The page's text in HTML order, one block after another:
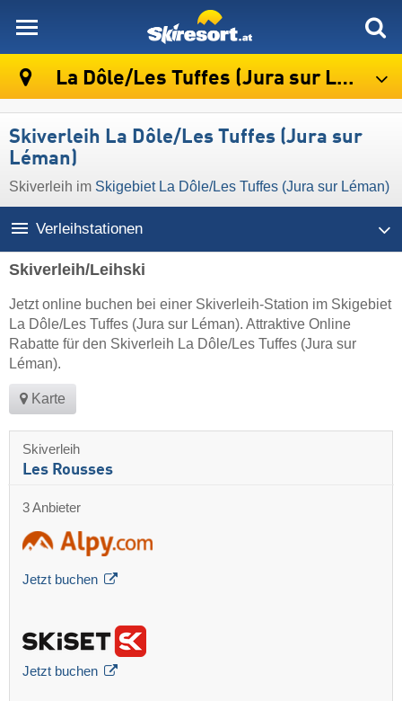
La Dôle/​Les Tuffes (Jura sur Léman)
Skiverleih La Dôle/​Les Tuffes (Jura sur
Léman)
Skiverleih im Skigebiet La Dôle/​Les Tuffes (Jura sur Léman)
Verleihstationen
Skiverleih/Leihski
Jetzt online buchen bei einer Skiverleih-Station im Skigebiet
La Dôle/​Les Tuffes (Jura sur Léman). Attraktive Online
Rabatte für den Skiverleih La Dôle/​Les Tuffes (Jura sur
Léman).
Karte
Skiverleih
Les Rousses
3 Anbieter
Jetzt buchen
Jetzt buchen